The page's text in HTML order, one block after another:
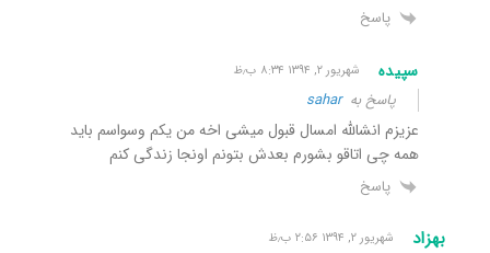
پاسخ
سپیده شهریور ۲, ۱۳۹۴ ۸:۳۴ ب٫ظ
پاسخ بهsahar
عزیزم انشالله امسال قبول میشی اخه من یکم وسواسم باید
همه چی اتاقو بشورم بعدش بتونم اونجا زندگی کنم
پاسخ
بهزاد شهریور ۲, ۱۳۹۴ ۲:۵۶ ب٫ظ